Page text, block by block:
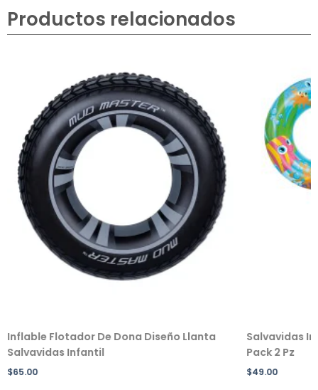
Productos relacionados
Inflable Flotador De Dona Diseño Llanta
Salvavidas Infantil
$65.00
Salvavidas
Pack 2 Pz
$49.00